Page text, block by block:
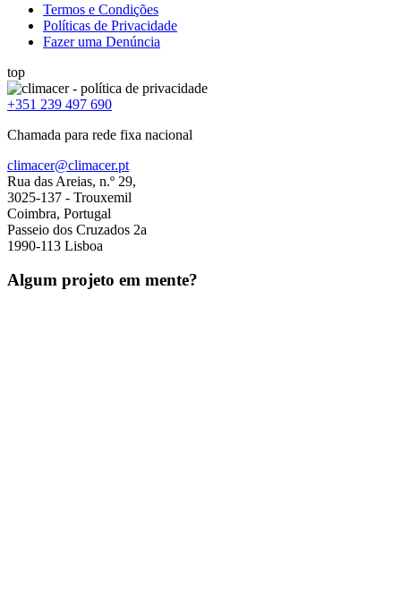
Termos e Condições
Políticas de Privacidade
Fazer uma Denúncia
top
+351 239 497 690
Chamada para rede fixa nacional
climacer@climacer.pt
Rua das Areias, n.º 29,
3025-137 - Trouxemil
Coimbra, Portugal
Passeio dos Cruzados 2a
1990-113 Lisboa
Algum projeto em mente?